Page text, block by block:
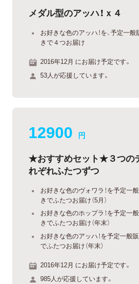
メダル型のアッハ！ｘ４
お好きな色のアッハ！を、予定一
きで４つお届け
2016年12月 にお届け予定です。
53人が応援しています。
12900 円
★おすすめセット★３つの
れぞれふたつずつ
お好きな色のヴォワラ！を予定一
きでふたつお届け（5月）
お好きな色のホップラ！を予定一
きでふたつお届け（年末）
お好きな色のアッハ！を予定一般
でふたつお届け（年末）
2016年12月 にお届け予定です。
985人が応援しています。